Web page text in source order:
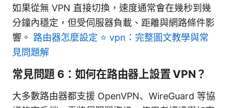
如果從無 VPN 直接切換，速度通常會在幾秒到幾
分鐘內穩定，但受伺服器負載、距離與網路條件影
響。 路由器怎麼設定 ⭐ vpn：完整圖文教學與常
見問題解
常見問題 6：如何在路由器上設置 VPN？
大多數路由器都支援 OpenVPN、WireGuard 等協